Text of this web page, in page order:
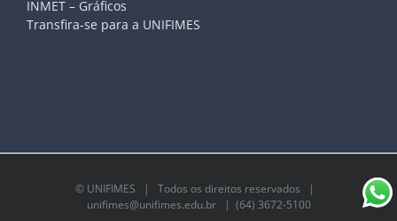
INMET – Gráficos
Transfira-se para a UNIFIMES
© UNIFIMES | Todos os direitos reservados |
unifimes@unifimes.edu.br| (64) 3672-5100